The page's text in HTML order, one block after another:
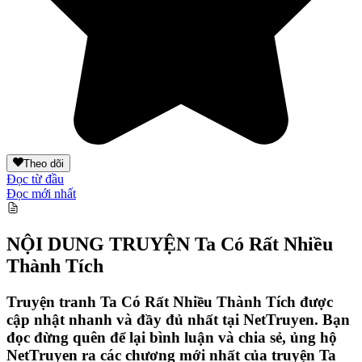
Theo dõi
Đọc từ đầu
Đọc mới nhất
NỘI DUNG TRUYỆN Ta Có Rất Nhiều
Thành Tích
Truyện tranh Ta Có Rất Nhiều Thành Tích được
cập nhật nhanh và đầy đủ nhất tại NetTruyen. Bạn
đọc đừng quên để lại bình luận và chia sẻ, ủng hộ
NetTruyen ra các chương mới nhất của truyện Ta